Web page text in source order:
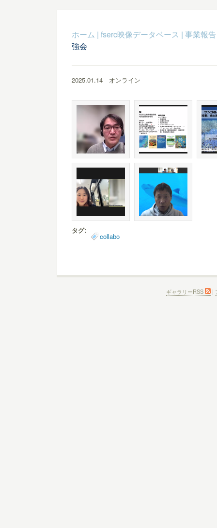
ホーム | fserc映像データベース | 事業報告
強会
2025.01.14 オンライン
タグ:
collabo
ギャラリーRSS |